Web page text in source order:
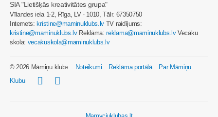
SIA "Lietišķās kreativitātes grupa"
Vīlandes iela 1-2, Rīga, LV - 1010, Tālr. 67350750
Internets: kristine@maminuklubs.lv TV raidījums:
kristine@maminuklubs.lvReklāma:reklama@maminuklubs.lvVecāku
skola: vecakuskola@maminuklubs.lv
© 2026 Māmiņu klubs Noteikumi Reklāma portālā
Par Māmiņu
Klubu